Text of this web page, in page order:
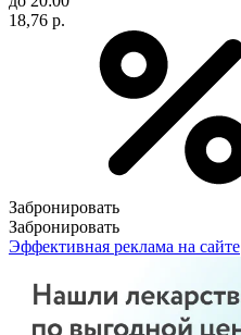
18,76 р.
Забронировать
Забронировать
Эффективная реклама на сайте